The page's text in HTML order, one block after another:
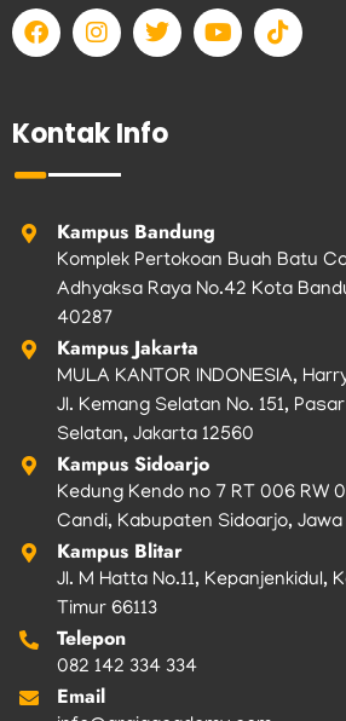
F
a
c
o
o
k
I
n
s
a
g
a
T
w
i
e
Y
o
u
T
i
k
Kontak Info
Kampus Bandung
Komplek Pertokoan Buah Batu
Adhyaksa Raya No.42 Kota
40287
Kampus Jakarta
MULA KANTOR INDONESIA,
Jl. Kemang Selatan No. 151,
Selatan, Jakarta 12560
Kampus Sidoarjo
Kedung Kendo no 7 RT 006 RW
Candi, Kabupaten Sidoarjo, Jawa
Kampus Blitar
Jl. M Hatta No.11, Kepanjenkidul,
Timur 66113
Telepon
082 142 334 334
Email